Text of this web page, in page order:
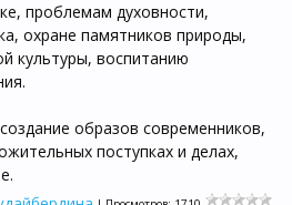
проблемам духовности,
охране памятников природы,
культуры, воспитанию
образов современников,
поступках и делах,